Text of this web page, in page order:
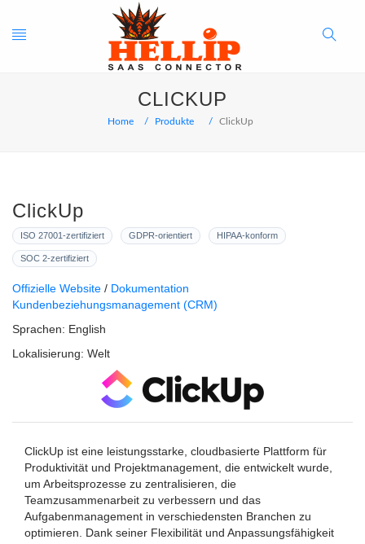
Toggle Search
CLICKUP
Home Produkte ClickUp
ClickUp
ISO 27001-zertifiziert GDPR-orientiert HIPAA-konform
SOC 2-zertifiziert
Offizielle Website
Dokumentation
Kundenbeziehungsmanagement (CRM)
Sprachen: English
Lokalisierung: Welt
ClickUp ist eine leistungsstarke, cloudbasierte Plattform für
Produktivität und Projektmanagement, die entwickelt wurde,
um Arbeitsprozesse zu zentralisieren, die
Teamzusammenarbeit zu verbessern und das
Aufgabenmanagement in verschiedensten Branchen zu
optimieren. Dank seiner Flexibilität und Anpassungsfähigkeit